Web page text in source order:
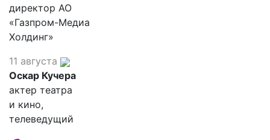
директор АО
«Газпром-Медиа
Холдинг»
11 августа
Оскар Кучера
актер театра
и кино,
телеведущий